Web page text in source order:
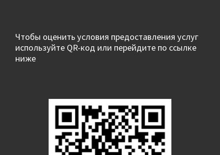
Чтобы оценить условия предоставления услуг
используйте QR-код или перейдите по ссылке
ниже